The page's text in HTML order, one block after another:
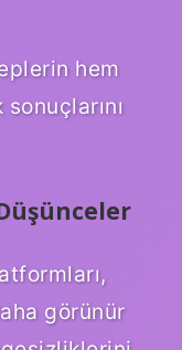
hem
görünür